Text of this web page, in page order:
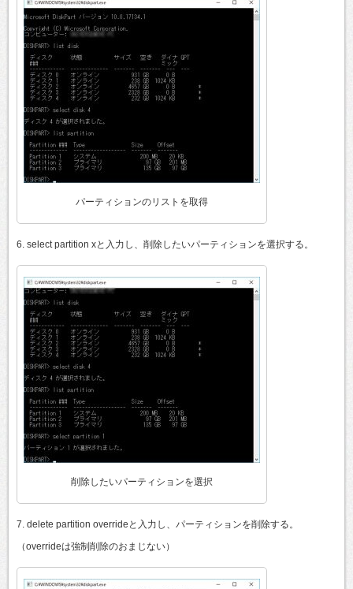
パーティションのリストを取得
6. select partition xと入力し、削除したいパーティションを選択する。
削除したいパーティションを選択
7. delete partition overrideと入力し、パーティションを削除する。
（overrideは強制削除のおまじない）